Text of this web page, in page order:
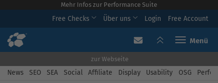
Mehr Infos zur Performance Suite
Free Checks Über uns Login Free Account
Toggle
zur Webseite
News SEO SEA Social Affiliate Display Usability OSG